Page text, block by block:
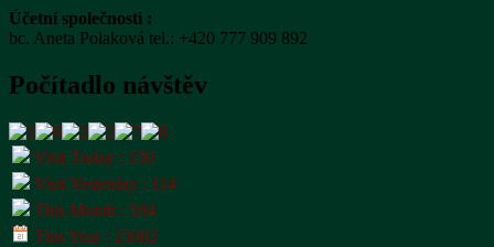
Účetní společnosti :
bc. Aneta Polaková tel.: ‭+420 777 909 892
Počítadlo návštěv
Visit Today : 150
Visit Yesterday : 114
This Month : 594
This Year : 23082